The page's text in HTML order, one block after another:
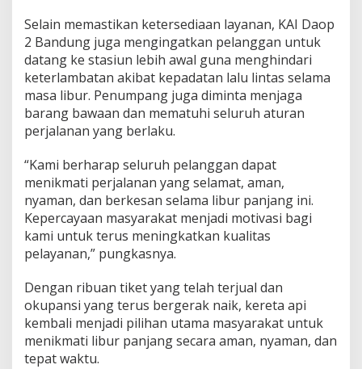
Selain memastikan ketersediaan layanan, KAI Daop
2 Bandung juga mengingatkan pelanggan untuk
datang ke stasiun lebih awal guna menghindari
keterlambatan akibat kepadatan lalu lintas selama
masa libur. Penumpang juga diminta menjaga
barang bawaan dan mematuhi seluruh aturan
perjalanan yang berlaku.
“Kami berharap seluruh pelanggan dapat
menikmati perjalanan yang selamat, aman,
nyaman, dan berkesan selama libur panjang ini.
Kepercayaan masyarakat menjadi motivasi bagi
kami untuk terus meningkatkan kualitas
pelayanan,” pungkasnya.
Dengan ribuan tiket yang telah terjual dan
okupansi yang terus bergerak naik, kereta api
kembali menjadi pilihan utama masyarakat untuk
menikmati libur panjang secara aman, nyaman, dan
tepat waktu.